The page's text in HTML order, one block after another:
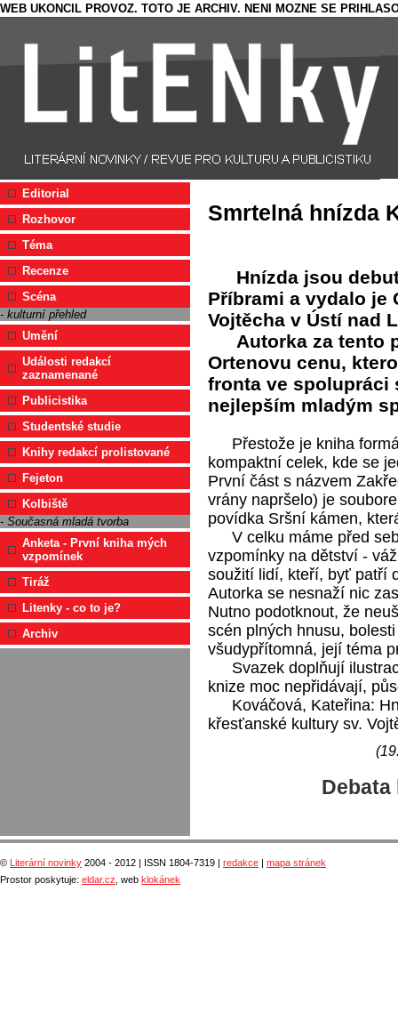
WEB UKONCIL PROVOZ. TOTO JE ARCHIV. NENI MOZNE SE
Editorial
Rozhovor
Téma
Recenze
Scéna
- kulturní přehled
Umění
Události redakcí
zaznamenané
Publicistika
Studentské studie
Knihy redakcí prolistované
Fejeton
Kolbiště
- Současná mladá tvorba
Anketa - První kniha mých
vzpomínek
Tiráž
Litenky - co to je?
Archiv
Smrtelná hnízda
Hnízda jsou
Příbrami a vydalo je
Vojtěcha v Ústí nad
Autorka za tento
Ortenovu cenu,
fronta ve spolupráci
nejlepším mladým
Přestože je kniha
kompaktní celek, kde se
První část s názvem
vrány napršelo) je
povídka Sršní kámen,
V celku máme před
vzpomínky na dětství -
soužití lidí, kteří, byť patří
Autorka se nesnaží nic
Nutno podotknout, že
scén plných hnusu,
všudypřítomná, její téma
Svazek doplňují
knize moc nepřidávají,
Kováčová, Kateřina:
křesťanské kultury sv.
Debata
© Literární novinky 2004 - 2012 | ISSN 1804-7319 | redakce
mapa stránek
Prostor poskytuje: eldar.cz , web klokánek